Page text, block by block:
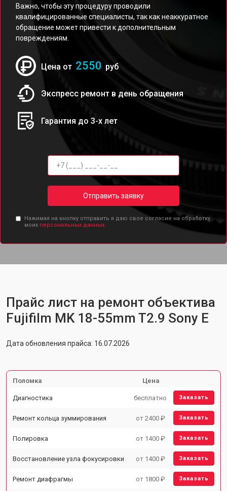
Важно, чтобы эту процедуру проводили
квалифицированные специалисты, так как неаккуратное
обращение может привести к дополнительным
повреждениям.
Цена от 2550 руб
Экспресс ремонт в день обращения
Гарантия до 3-х лет
Отправить заявку
Нажимая на кнопку отправить я даю свое согласие на обработку
моих персональных данных.
Прайс лист на ремонт объектива
Fujifilm MK 18-55mm T2.9 Sony E
Дата обновления прайса: 16.07.2026
Поломка Цена
Диагностика бесплатно Заказать
Ремонт кольца зуммирования от 2400 ₽ Заказать
Полировка от 1400 ₽ Заказать
Восстановление узла фокусировки от 1400 ₽ Заказать
Ремонт диафрагмы от 1800 ₽ Заказать